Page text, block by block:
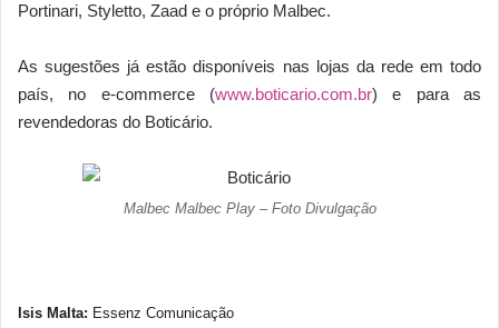
Portinari, Styletto, Zaad e o próprio Malbec.
As sugestões já estão disponíveis nas lojas da rede em todo
país, no e-commerce (www.boticario.com.br) e para as
revendedoras do Boticário.
Malbec Malbec Play – Foto Divulgação
Isis Malta: Essenz Comunicação